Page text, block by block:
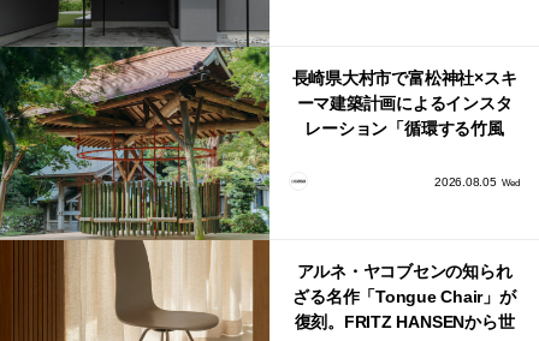
長崎県大村市で富松神社×スキ
ーマ建築計画によるインスタ
レーション「循環する竹風
2026.08.05 Wed
アルネ・ヤコブセンの知られ
ざる名作「Tongue Chair」が
復刻。FRITZ HANSENから世